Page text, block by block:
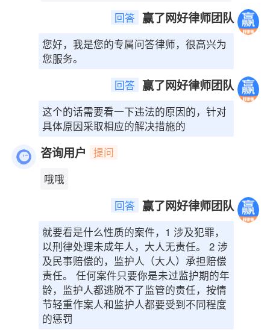
回答 赢了网好律师团队
您好，我是您的专属问答律师，很⾼兴为
您服务。
回答 赢了网好律师团队
这个的话需要看一下违法的原因的，针对
具体原因采取相应的解决措施的
咨询用户 提问
哦哦
回答 赢了网好律师团队
就要看是什么性质的案件，1 涉及犯罪，
以刑律处理未成年人，大人无责任。 2 涉
及民事赔偿的，监护人（大人）承担赔偿
责任。 任何案件只要你是未过监护期的年
龄，监护人都逃脱不了监管的责任，按情
节轻重作案人和监护人都要受到不同程度
的惩罚